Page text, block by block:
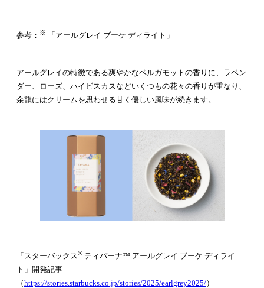
参考： ※ 「アールグレイ ブーケ ディライト」
アールグレイの特徴である爽やかなベルガモットの香りに、ラベン
ダー、ローズ、ハイビスカスなどいくつもの花々の香りが重なり、
余韻にはクリームを思わせる甘く優しい風味が続きます。
「スターバックス® ティバーナ™ アールグレイ ブーケ ディライ
ト」開発記事
（https://stories.starbucks.co.jp/stories/2025/earlgrey2025/）